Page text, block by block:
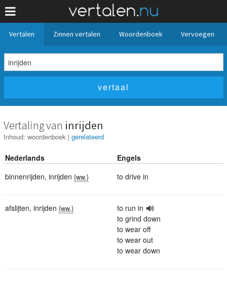
Vertalen Zinnen vertalen Woordenboek Vervoegen
Vertaling van inrijden
Inhoud: woordenboek | gerelateerd
Nederlands
Engels
binnenrijden, inrijden {ww.} to drive in
afslijten, inrijden {ww.}
to run in
to grind down
to wear off
to wear out
to wear down